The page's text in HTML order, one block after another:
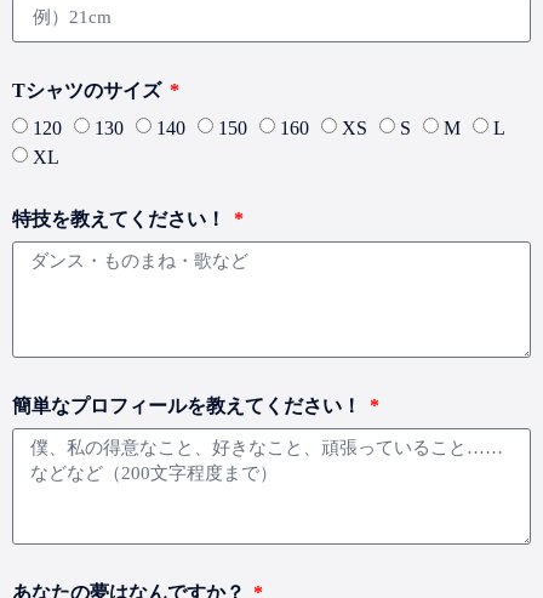
Tシャツのサイズ
120
130 140 150 160 XS S M
L
XL
特技を教えてください！
簡単なプロフィールを教えてください！
あなたの夢はなんですか？